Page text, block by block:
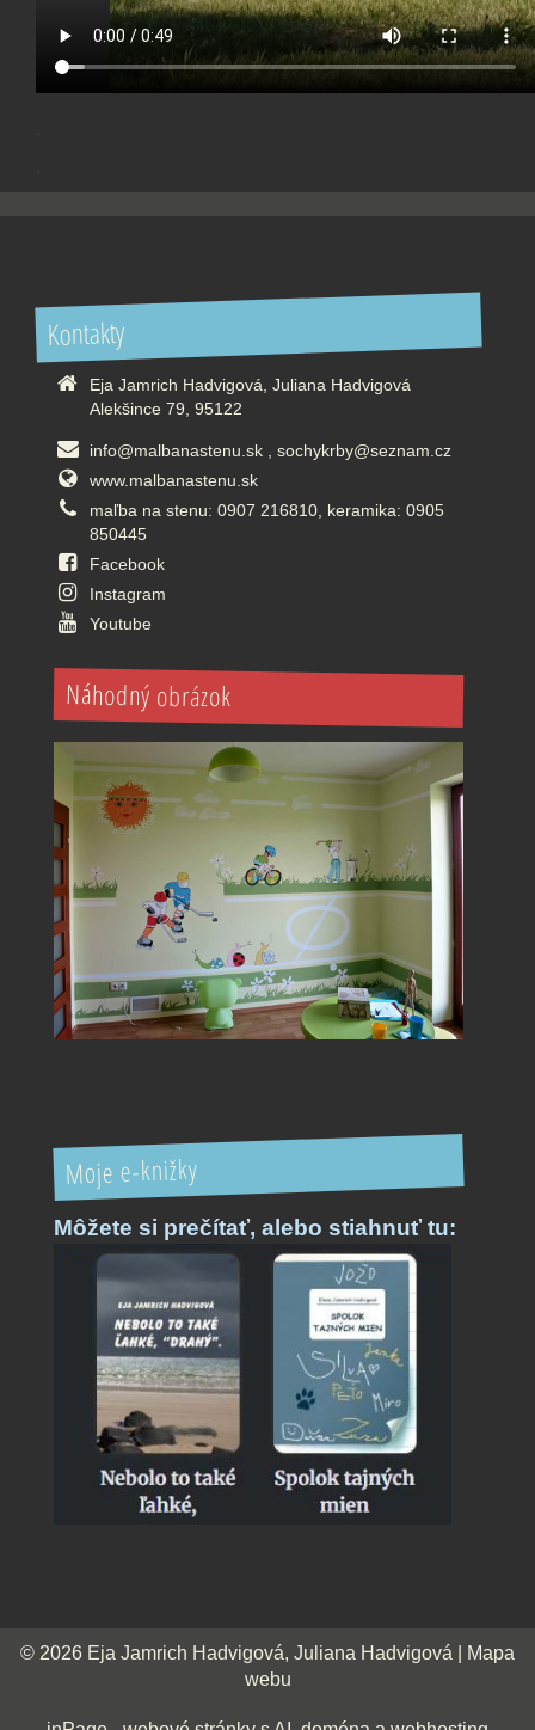
Kontakty
Eja Jamrich Hadvigová, Juliana Hadvigová
Alekšince 79, 95122
info@malbanastenu.sk , sochykrby@seznam.cz
www.malbanastenu.sk
maľba na stenu: 0907 216810, keramika: 0905
850445
Facebook
Instagram
Youtube
Náhodný obrázok
Moje e-knižky
Môžete si prečítať, alebo stiahnuť tu:
© 2026 Eja Jamrich Hadvigová, Juliana Hadvigová
Mapa
webu